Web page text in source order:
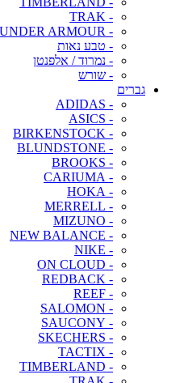
- TRAK
- UNDER ARMOUR
- טבע נאות
- נמרוד / אלפנטן
- שורש
גברים
- ADIDAS
- ASICS
- BIRKENSTOCK
- BLUNDSTONE
- BROOKS
- CARIUMA
- HOKA
- MERRELL
- MIZUNO
- NEW BALANCE
- NIKE
- ON CLOUD
- REDBACK
- REEF
- SALOMON
- SAUCONY
- SKECHERS
- TACTIX
- TIMBERLAND